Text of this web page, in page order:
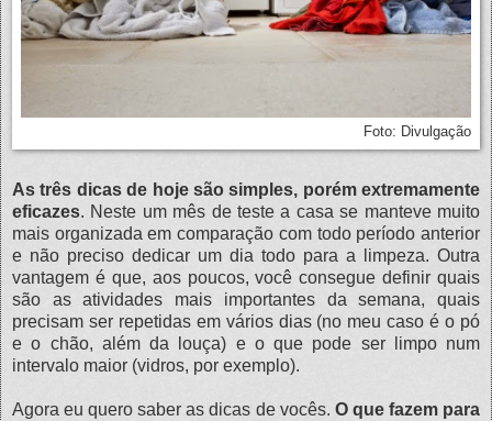
Foto: Divulgação
As três dicas de hoje são simples, porém extremamente
eficazes. Neste um mês de teste a casa se manteve muito
mais organizada em comparação com todo período anterior
e não preciso dedicar um dia todo para a limpeza. Outra
vantagem é que, aos poucos, você consegue definir quais
são as atividades mais importantes da semana, quais
precisam ser repetidas em vários dias (no meu caso é o pó
e o chão, além da louça) e o que pode ser limpo num
intervalo maior (vidros, por exemplo).
Agora eu quero saber as dicas de vocês. O que fazem para